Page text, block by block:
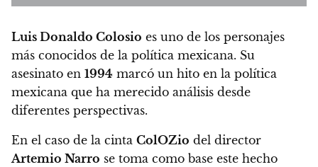
Luis Donaldo Colosio es uno de los personajes
más conocidos de la política mexicana. Su
asesinato en 1994 marcó un hito en la política
mexicana que ha merecido análisis desde
diferentes perspectivas.
En el caso de la cinta ColOZio del director
Artemio Narro se toma como base este hecho